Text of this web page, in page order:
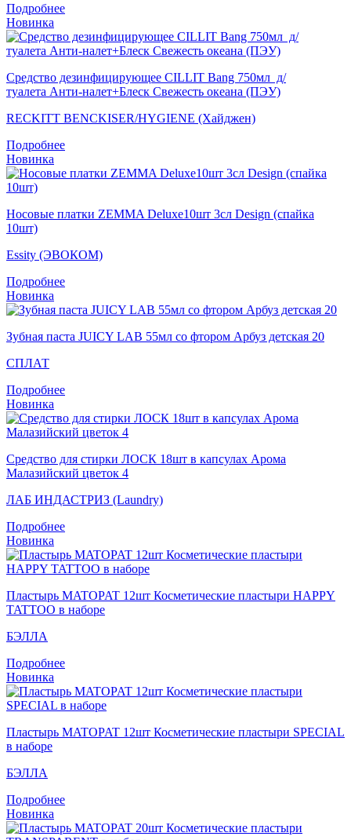
Подробнее
Новинка
Средство дезинфицирующее CILLIT Bang 750мл д/
туалета Анти-налет+Блеск Свежесть океана (ПЭУ)
RECKITT BENCKISER/HYGIENE (Хайджен)
Подробнее
Новинка
Носовые платки ZEMMA Deluxe10шт 3сл Design (спайка
10шт)
Essity (ЭВОКОМ)
Подробнее
Новинка
Зубная паста JUICY LAB 55мл со фтором Арбуз детская 20
СПЛАТ
Подробнее
Новинка
Средство для стирки ЛОСК 18шт в капсулах Арома
Малазийский цветок 4
ЛАБ ИНДАСТРИЗ (Laundry)
Подробнее
Новинка
Пластырь MATOPAT 12шт Косметические пластыри HAPPY
TATTOO в наборе
БЭЛЛА
Подробнее
Новинка
Пластырь MATOPAT 12шт Косметические пластыри SPECIAL
в наборе
БЭЛЛА
Подробнее
Новинка